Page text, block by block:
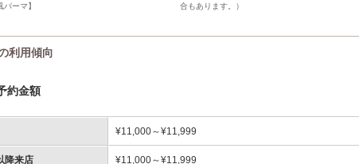
パーマ】
合もあります。）
利用傾向
約金額
¥11,000～¥11,999
降来店 ¥11,000～¥11,999